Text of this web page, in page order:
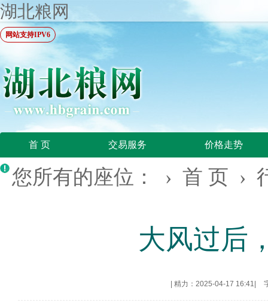
湖北粮网
网站支持IPV6
首 页 交易服务 价格走势
您所有的座位： › 首 页 ›
大风过后
精力：2025-04-17 16:41